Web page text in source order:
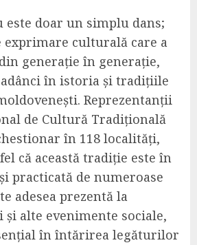
doar un simplu dans;
exprimare culturală care a
generație în generație,
în istoria și tradițiile
Reprezentanții
de Cultură Tradițională
în 118 localități,
că această tradiție este în
practicată de numeroase
adesea prezentă la
alte evenimente sociale,
în întărirea legăturilor